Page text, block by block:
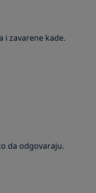
i zavarene kade.
da odgovaraju.